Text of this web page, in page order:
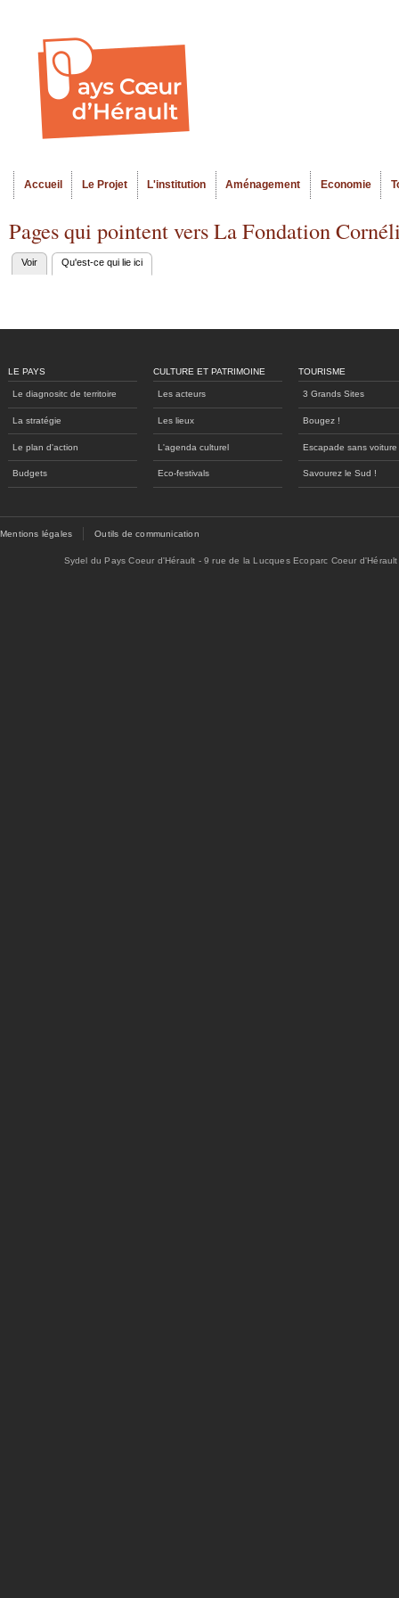
Menu principal
Accueil Le Projet L'institution Aménagement Economie
Pages qui pointent vers La Fondation
Onglets
Voir Qu'est-ce qui lie ici
LE PAYS
Le diagnositc de territoire
La stratégie
Le plan d'action
Budgets
CULTURE ET PATRIMOINE
Les acteurs
Les lieux
L'agenda culturel
Eco-festivals
TOURISME
3 Grands Sites
Bougez !
Escapade sans voiture
Savourez le Sud !
Mentions légales Outils de communication
Sydel du Pays Coeur d'Hérault - 9 rue de la Lucques Ecoparc Coeur